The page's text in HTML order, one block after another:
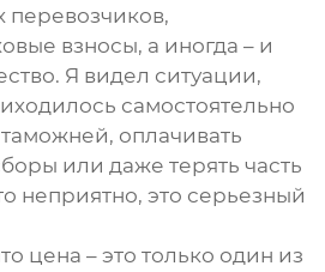
перевозчиков,
взносы, а иногда – и
Я видел ситуации,
самостоятельно
оплачивать
или даже терять часть
неприятно, это серьезный
цена – это только один из